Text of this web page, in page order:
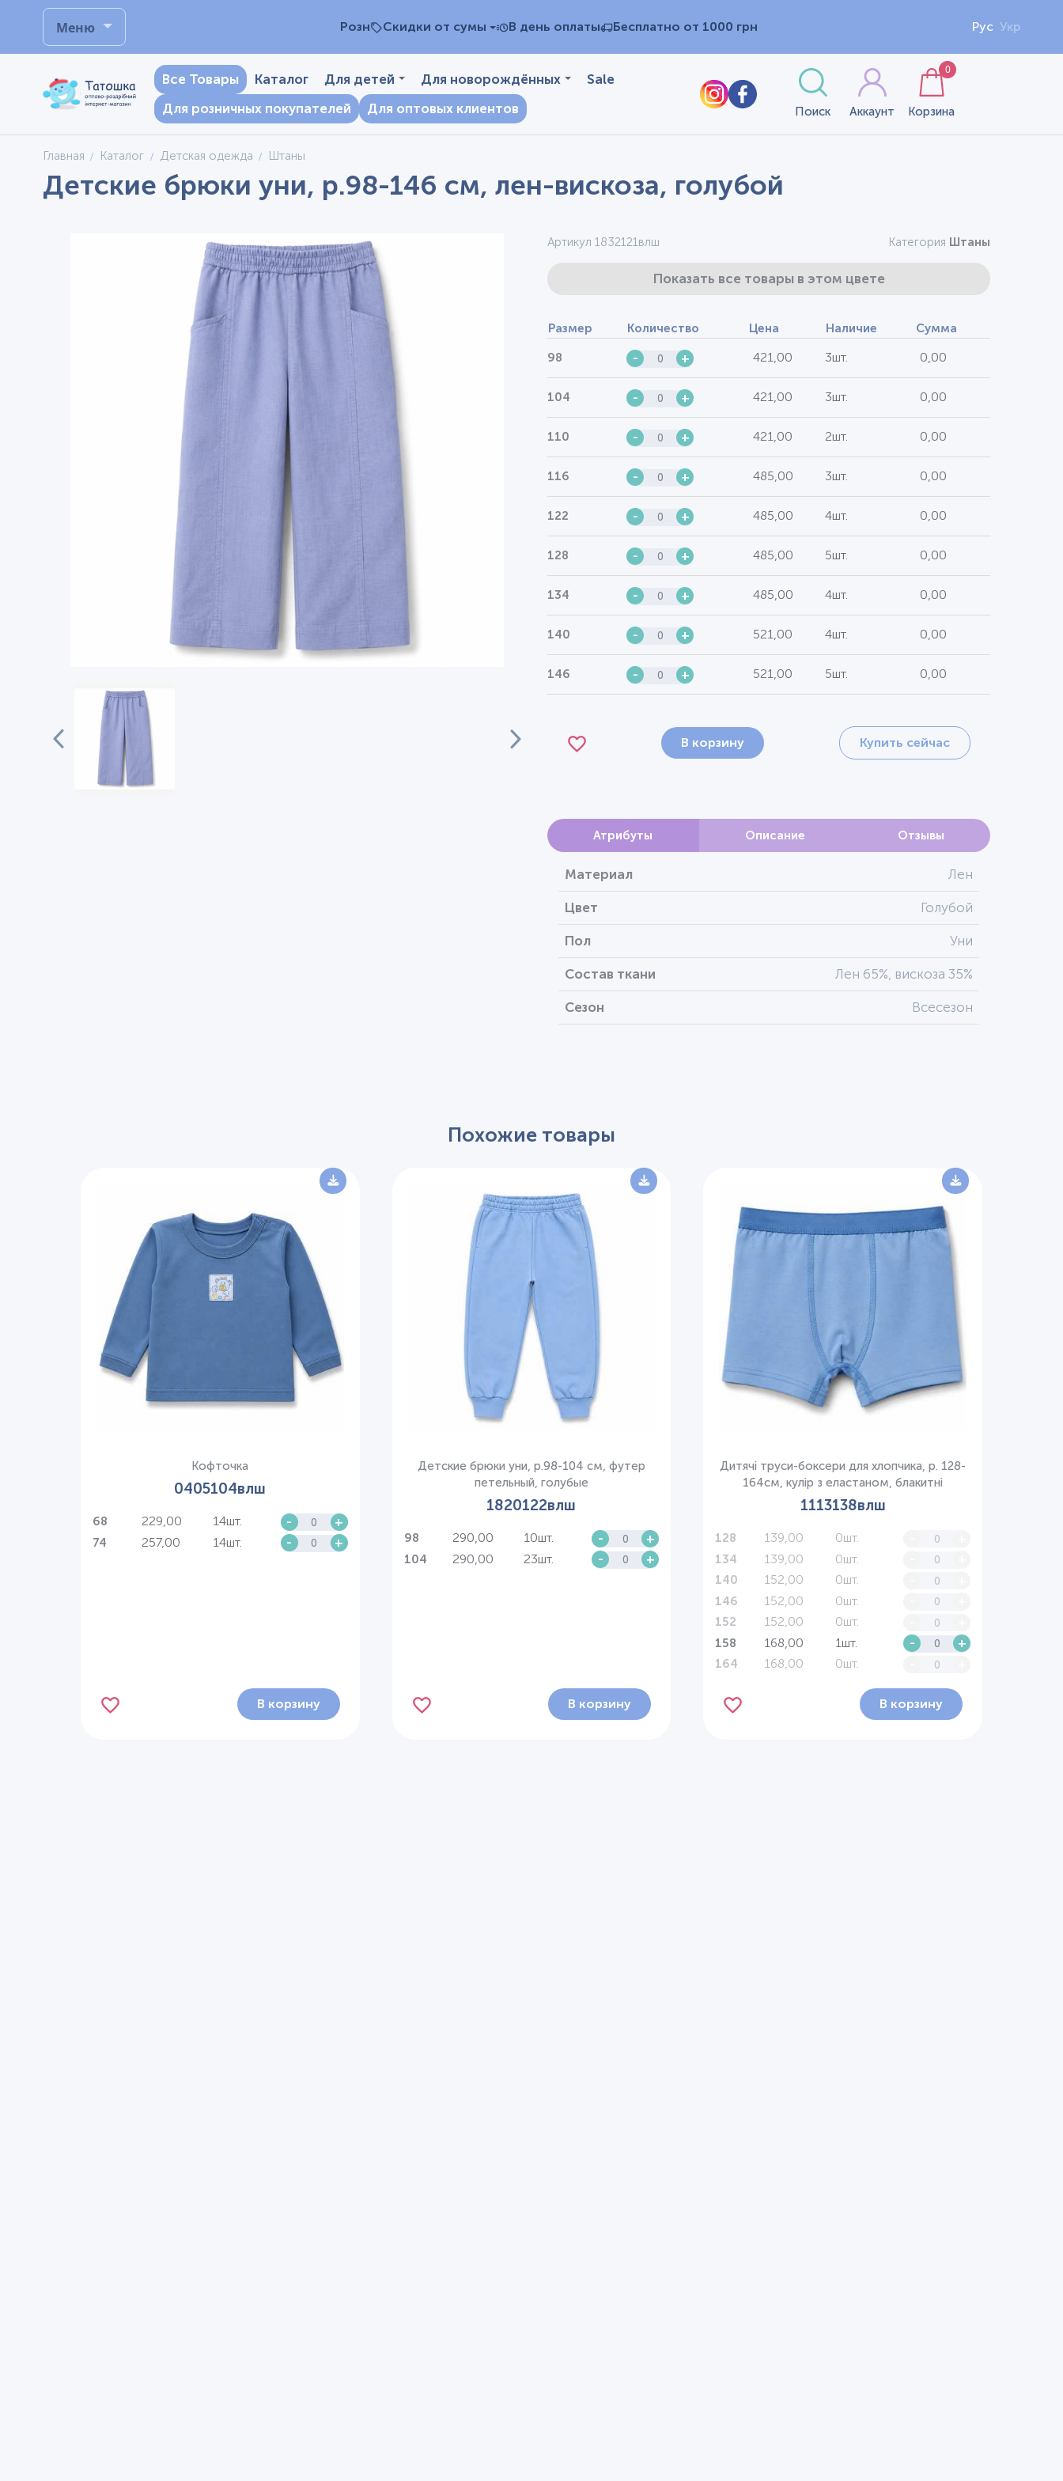
Меню Розн Скидки от сумы В день оплаты Бесплатно от 1000 грн Рус Укр
Все Товары Каталог Для детей Для новорождённых
Sale
Для розничных покупателей
Для оптовых клиентов Поиск Аккаунт Корзина
0
Главная Каталог Детская одежда Штаны
Детские брюки уни, р.98-146 см, лен-вискоза, голубой
Артикул 1832121влш Категория Штаны
Показать все товары в этом цвете
Размер Количество Цена Наличие Сумма
98 - + 421,00 3шт. 0,00
104 - + 421,00 3шт. 0,00
110 - + 421,00 2шт. 0,00
116 - + 485,00 3шт. 0,00
122 - + 485,00 4шт. 0,00
128 - + 485,00 5шт. 0,00
134 - + 485,00 4шт. 0,00
140 - + 521,00 4шт. 0,00
146 - + 521,00 5шт. 0,00
В корзину Купить сейчас
Атрибуты Описание Отзывы
Материал Лен
Цвет Голубой
Пол Уни
Состав ткани Лен 65%, вискоза 35%
Сезон Всесезон
Похожие товары
Кофточка
0405104влш
68 229,00 14шт. - +
74 257,00 14шт. - +
В корзину
Детские брюки уни, р.98-104 см, футер
петельный, голубые
1820122влш
98 290,00 10шт. - +
104 290,00 23шт. - +
В корзину
Дитячі труси-боксери для хлопчика, р. 128-
164см, кулір з еластаном, блакитні
1113138влш
128 139,00 0шт.
134 139,00 0шт.
140 152,00 0шт.
146 152,00 0шт.
152 152,00 0шт.
158 168,00 1шт. - +
164 168,00 0шт.
В корзину